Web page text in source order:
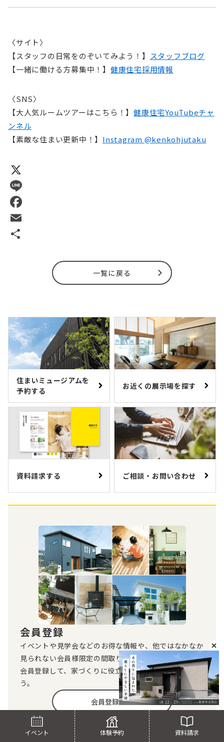
〈サイト〉
【スタッフの日常をのぞいてみよう！】 スタッフブログ
【一緒に働ける方募集中！】 健康住宅採用情報
〈SNS〉
【大人気ルームツアーはこちら！】 健康住宅YouTubeチャ
ンネル
【素敵な住まい更新中！】 Instagram @kenkohjutaku
X
Line
Facebook
Email
一覧に戻る
住まいミュージアムを
予約する
お近くの展示場を探す
資料請求する ご相談・お問い合わせ
会員登録
イベントや見学会などのお得な情報や、他ではなかなか
見られない会員様限定の間取りが見放題！
会員登録して、家づくりに役立つコンテンツを楽しも
う。
会員登録する
▶︎ 既に登録済みの方はログイン
イベント
体験予約 資料請求